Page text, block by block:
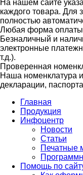
На нашем сайте
каждого товара. Для
полностью
Любая форма
Безналичный и
электронные
т.д.).
Проверенная
Наша номенклатура
декларации,
Главная
Продукция
Инфоцентр
Новости
Статьи
Печатные
Помощь по